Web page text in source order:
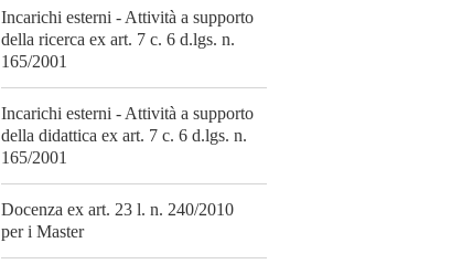
Incarichi esterni - Attività a supporto
della ricerca ex art. 7 c. 6 d.lgs. n.
165/2001
Incarichi esterni - Attività a supporto
della didattica ex art. 7 c. 6 d.lgs. n.
165/2001
Docenza ex art. 23 l. n. 240/2010
per i Master